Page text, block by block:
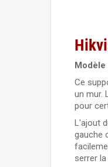
Ce
un mur.
pour
L'ajout
gauche
serrer